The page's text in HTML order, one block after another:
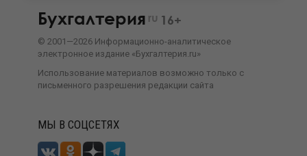
Бухгалтерия ru 16+
© 2001—2026 Информационно-аналитическое
электронное издание «Бухгалтерия.ru»
Использование материалов возможно только с
письменного разрешения редакции сайта
МЫ В СОЦСЕТЯХ